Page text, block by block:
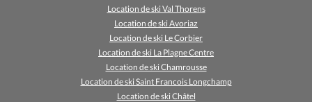
Location de ski Val Thorens
Location de ski Avoriaz
Location de ski Le Corbier
Location de ski La Plagne Centre
Location de ski Chamrousse
Location de ski Saint Francois Longchamp
Location de ski Châtel